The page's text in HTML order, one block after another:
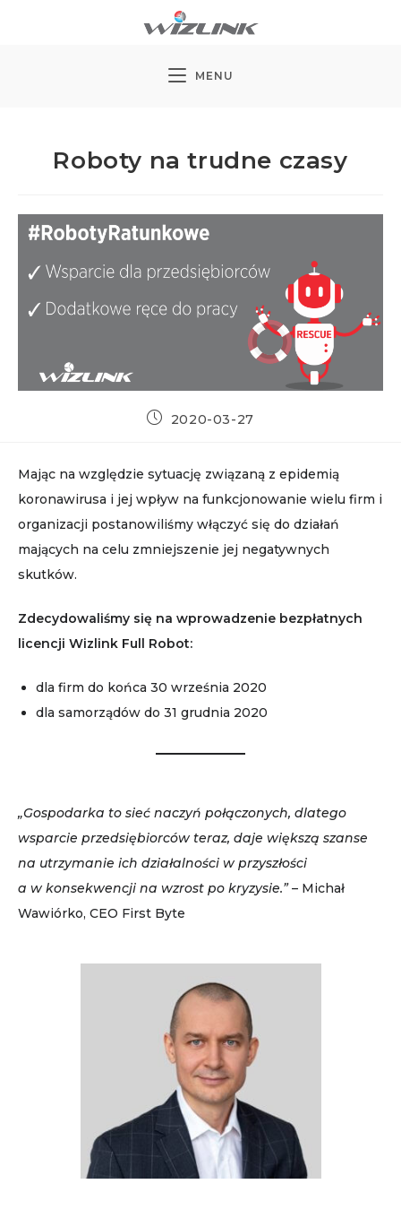
MENU
Roboty na trudne czasy
Post2020-03-27
Mając na względzie sytuację związaną z epidemią
koronawirusa i jej wpływ na funkcjonowanie wielu firm i
organizacji postanowiliśmy włączyć się do działań
mających na celu zmniejszenie jej negatywnych
skutków.
Zdecydowaliśmy się na wprowadzenie bezpłatnych
licencji Wizlink Full Robot:
dla firm do końca 30 września 2020
dla samorządów do 31 grudnia 2020
„Gospodarka to sieć naczyń połączonych, dlatego
wsparcie przedsiębiorców teraz, daje większą szanse
na utrzymanie ich działalności w przyszłości
a w konsekwencji na wzrost po kryzysie.”– Michał
Wawiórko, CEO First Byte